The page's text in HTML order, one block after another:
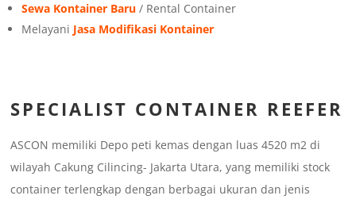
Sewa Kontainer Baru / Rental Container
Melayani Jasa Modifikasi Kontainer
SPECIALIST CONTAINER REEFER
ASCON memiliki Depo peti kemas dengan luas 4520 m2 di
wilayah Cakung Cilincing- Jakarta Utara, yang memiliki stock
container terlengkap dengan berbagai ukuran dan jenis